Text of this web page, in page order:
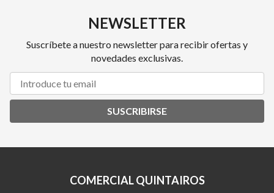
NEWSLETTER
Suscríbete a nuestro newsletter para recibir ofertas y
novedades exclusivas.
SUSCRIBIRSE
COMERCIAL QUINTAIROS